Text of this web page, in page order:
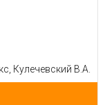
Кулечевский В.А.